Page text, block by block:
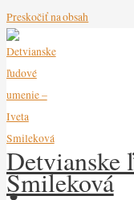
Preskočiť na obsah
Detvianske
Smileková